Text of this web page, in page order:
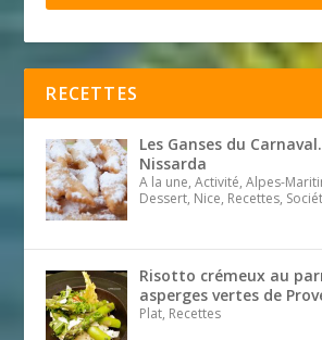
RECETTES
Les Ganses du
Nissarda
A la une, Activité, Alpes-
Dessert, Nice, Recettes,
Risotto crémeux au
asperges vertes de
Plat, Recettes